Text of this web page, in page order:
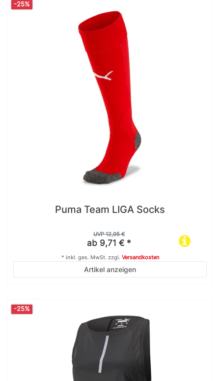
-25%
Puma Team LIGA Socks
UVP 12,95 €
ab 9,71 € *
Artikel anzeigen
* inkl. ges. MwSt.zzgl. Versandkosten
-25%